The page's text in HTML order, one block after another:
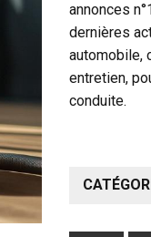
annonces
dernières
automobile,
entretien,
conduite.